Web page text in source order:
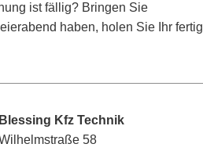
ist fällig? Bringen Sie
haben, holen Sie Ihr fertig
Blessing Kfz Technik
58